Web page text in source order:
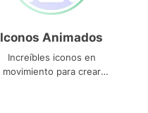
Iconos Animados
Increíbles iconos en
movimiento para crear